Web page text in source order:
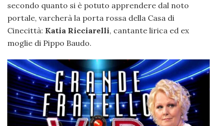
secondo quanto si è potuto apprendere dal noto
portale, varcherà la porta rossa della Casa di
Cinecittà: Katia Ricciarelli, cantante lirica ed ex
moglie di Pippo Baudo.